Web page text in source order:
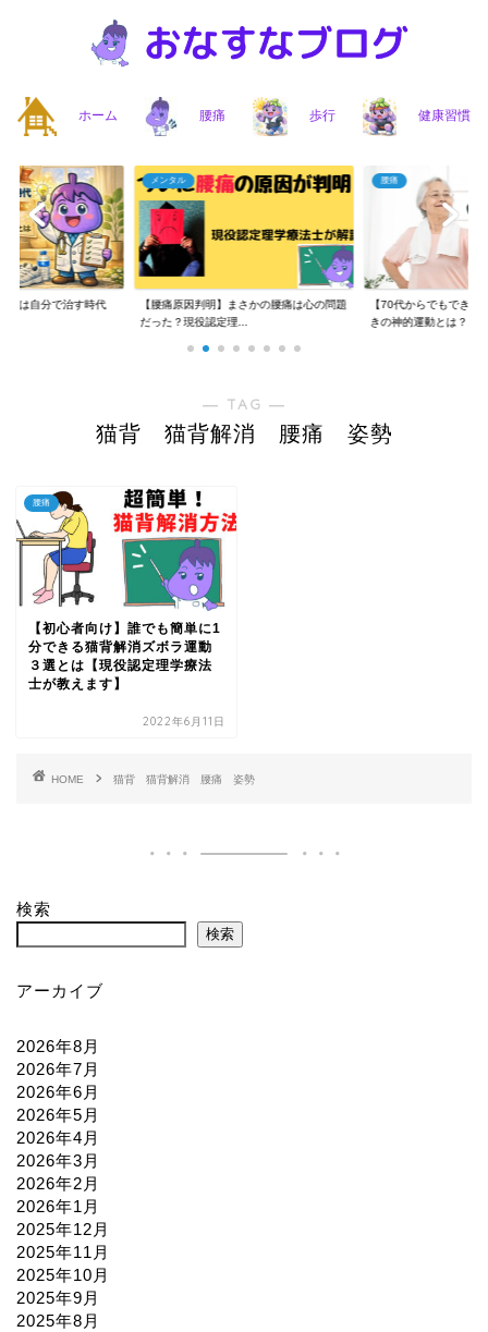
ホーム 腰痛 歩行 健康習慣
痛は自分で治す時代
メンタル
【腰痛原因判明】まさかの腰痛は心の問題
だった？現役認定理...
腰痛
【70代からでもできる
きの神的運動とは？...
― TAG ―
猫背 猫背解消 腰痛 姿勢
腰痛
【初心者向け】誰でも簡単に1
分できる猫背解消ズボラ運動
３選とは【現役認定理学療法
士が教えます】
2022年6月11日
HOME 猫背 猫背解消 腰痛 姿勢
検索
検索
アーカイブ
2026年8月
2026年7月
2026年6月
2026年5月
2026年4月
2026年3月
2026年2月
2026年1月
2025年12月
2025年11月
2025年10月
2025年9月
2025年8月